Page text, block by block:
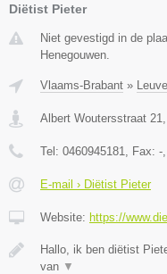
Diëtist Pieter
Niet gevestigd in de
Henegouwen.
Vlaams-Brabant »
Albert Woutersstraat 21
Tel: 0460945181 , Fax: -
E-mail › Diëtist Pieter
Website: https://
Hallo, ik ben diëtist
van ▼